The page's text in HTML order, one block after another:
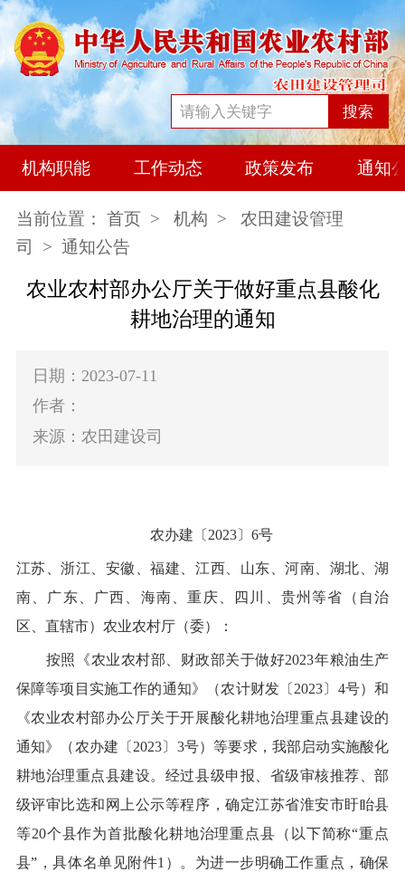
搜索
机构职能 工作动态 政策发布 通知
当前位置： 首页 > 机构 >
农田建设管理
司
> 通知公告
农业农村部办公厅关于做好重点县酸化
耕地治理的通知
日期：2023-07-11
作者：
来源：农田建设司
农办建〔 2023〕 6号
江苏、浙江、安徽、福建、江西、山东、河南、湖北、湖
南、广东、广西、海南、重庆、四川、贵州等省（自治
区、直辖市）农业农村厅（委）：
按照《农业农村部 财政部关于做好2023年粮油生产
保障等项目实施工作的通知》（农计财发〔 2023〕 4号）和
《农业农村部办公厅关于开展酸化耕地治理重点县建设的
通知》（农办建〔 2023〕 3号）等要求，我部启动实施酸化
耕地治理重点县建设。经过县级申报、省级审核推荐、部
级评审比选和网上公示等程序，确定江苏省淮安市盱眙县
等20个县作为首批酸化耕地治理重点县（以下简称“重点
县” ，具体名单见附件1 ）。为进一步明确工作重点，确保